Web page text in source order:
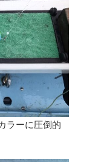
ラーに圧倒的